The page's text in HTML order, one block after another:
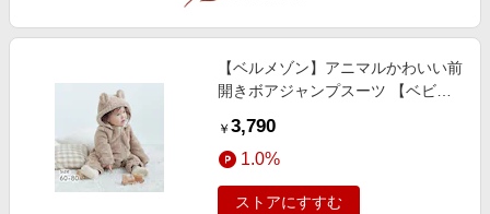
【ベルメゾン】アニマルかわいい前
開きボアジャンプスーツ 【ベビー
￥ 3,790
1.0%
ストアにすすむ